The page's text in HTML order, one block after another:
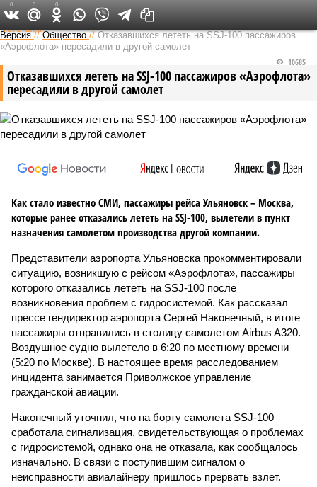
Федеральный выпуск
Версия //Общество //Отказавшихся лететь на SSJ-100 пассажиров
«Аэрофлота» пересадили в другой самолет
Отказавшихся лететь на SSJ-100 пассажиров «Аэрофлота»
пересадили в другой самолет
10685
Как стало известно СМИ, пассажиры рейса Ульяновск – Москва,
которые ранее отказались лететь на SSJ-100, вылетели в пункт
назначения самолетом производства другой компании.
Представители аэропорта Ульяновска прокомментировали
ситуацию, возникшую с рейсом «Аэрофлота», пассажиры
которого отказались лететь на SSJ-100 после
возникновения проблем с гидросистемой. Как рассказал
прессе гендиректор аэропорта Сергей Наконечный, в итоге
пассажиры отправились в столицу самолетом Airbus A320.
Воздушное судно вылетело в 6:20 по местному времени
(5:20 по Москве). В настоящее время расследованием
инцидента занимается Приволжское управление
гражданской авиации.
Наконечный уточнил, что на борту самолета SSJ-100
сработала сигнализация, свидетельствующая о проблемах
с гидросистемой, однако она не отказала, как сообщалось
изначально. В связи с поступившим сигналом о
неисправности авиалайнеру пришлось прервать взлет.
0 0 0